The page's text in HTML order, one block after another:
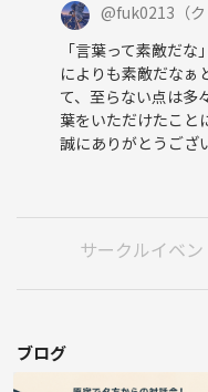
@fuk0213 （
「言葉って素敵だ
によりも素敵だなぁ
て、至らない点は多
葉をいただけたこと
誠にありがとうござ
サークルイベ
ブログ